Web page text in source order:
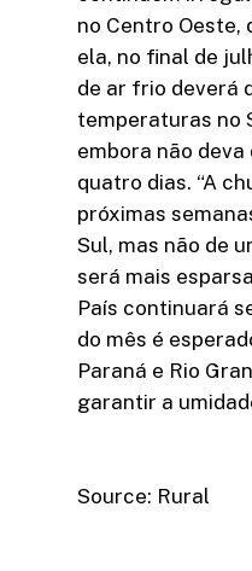
no Centro Oeste,
ela, no final de
de ar frio deverá
temperaturas no
embora não
quatro dias. “A
próximas
Sul, mas não de
será mais
País continuará
do mês é
Paraná e Rio
garantir a
Source: Rural